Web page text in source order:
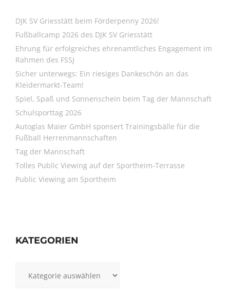
DJK SV Griesstätt beim Förderpenny 2026!
Fußballcamp 2026 des DJK SV Griesstätt
Ehrung für erfolgreiches ehrenamtliches Engagement im
Rahmen des FSSJ
Sicher unterwegs: Ein riesiges Dankeschön an das
Kleidermarkt-Team!
Spiel, Spaß und Sonnenschein beim Tag der Mannschaft
Schulsporttag 2026
Autoglas Maier GmbH sponsert Trainingsbälle für die
Fußball Herrenmannschaften
Tag der Mannschaft
Tolles Public Viewing auf der Sportheim-Terrasse
Public Viewing am Sportheim
KATEGORIEN